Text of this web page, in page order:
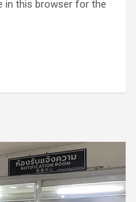
in this browser for the